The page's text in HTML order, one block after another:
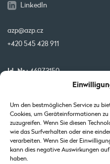
Um den bestmöglichen Service zu
Cookies, um Geräteinformationen
zuzugreifen. Wenn Sie diesen
wie das Surfverhalten oder eine
verarbeiten. Wenn Sie der
kann dies negative Auswirkungen
haben.
LinkedIn
azp@azp.cz
+420 545 428 911
Id. Nr.:46973150
CZ46973150
BIC:GIBA CZ PX
Unsere Projekte werden von